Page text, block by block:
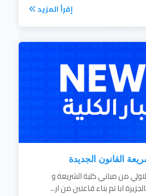
إقرأ المزيد
القانون الجديدة
من مباني كلية الشريعة و
ابا تم بناء قاعتين من ار...